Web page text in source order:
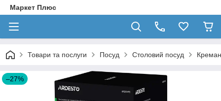
Маркет Плюс
Товари та послуги Посуд Столовий посуд
–27%